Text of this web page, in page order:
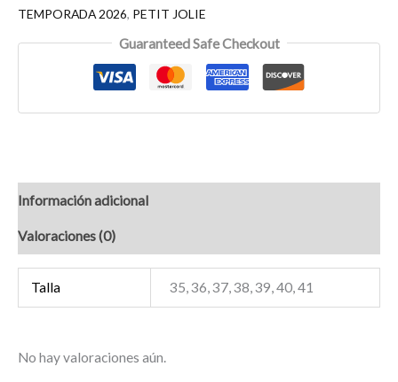
TEMPORADA 2026, PETIT JOLIE
Guaranteed Safe Checkout
Información adicional
Valoraciones (0)
Talla 35, 36, 37, 38, 39, 40, 41
No hay valoraciones aún.